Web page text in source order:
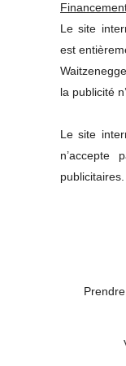
Le site
est
la publicité
Le site
publicitaires.